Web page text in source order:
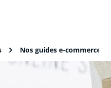
Nos guides e-commerce